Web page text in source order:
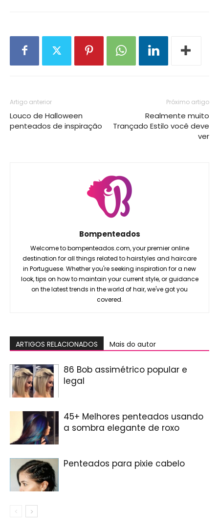
Artigo anterior
Louco de Halloween
penteados de inspiração
Próximo artigo
Realmente muito
Trançado Estilo você deve
ver
Bompenteados
Welcome to bompenteados.com, your premier online
destination for all things related to hairstyles and haircare
in Portuguese. Whether you're seeking inspiration for a new
look, tips on how to maintain your current style, or guidance
on the latest trends in the world of hair, we've got you
covered.
ARTIGOS RELACIONADOS Mais do autor
86 Bob assimétrico popular e
legal
45+ Melhores penteados usando
a sombra elegante de roxo
Penteados para pixie cabelo